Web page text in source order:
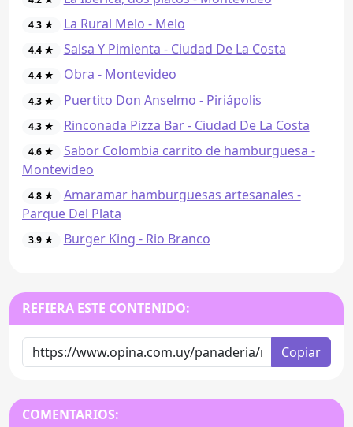
4.3 ★ La Rural Melo - Melo
4.4 ★ Salsa Y Pimienta - Ciudad De La Costa
4.4 ★ Obra - Montevideo
4.3 ★ Puertito Don Anselmo - Piriápolis
4.3 ★ Rinconada Pizza Bar - Ciudad De La Costa
4.6 ★
Sabor Colombia carrito de hamburguesa -
Montevideo
4.8 ★
Amaramar hamburguesas artesanales -
Parque Del Plata
3.9 ★ Burger King - Rio Branco
REFIERA ESTE CONTENIDO:
Copiar
COMENTARIOS: